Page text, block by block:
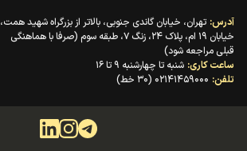
آدرس: تهران، خیابان گاندی جنوبی، بالاتر از بزرگراه شهید همت،
خیابان ۱۹ ام، پلاک ۲۴، زنگ ۷، طبقه سوم (صرفا با هماهنگی
قبلی مراجعه شود)
ساعت کاری: شنبه تا چهارشنبه ۹ تا ۱۶
تلفن: ۰۲۱۴۱۴۵۹۰۰۰ (۳۰ خط)